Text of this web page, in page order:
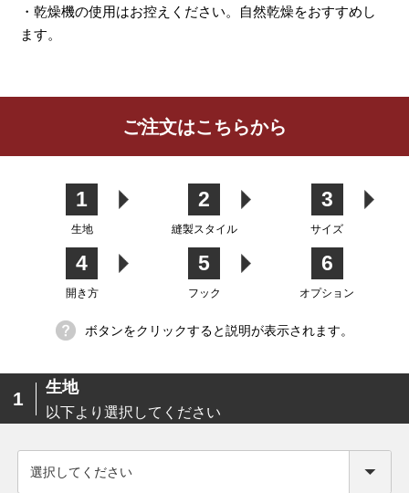
・乾燥機の使用はお控えください。自然乾燥をおすすめし
ます。
レビューを書く
カバー
テン
生地
ご注文はこちらから
1
生地
2
縫製スタイル
3
サイズ
4
開き方
5
フック
6
オプション
ボタンをクリックすると説明が表示されます。
1
生地
以下より選択してください